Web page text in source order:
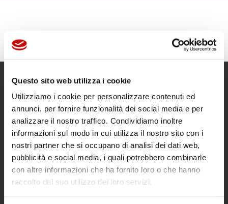
Questo sito web utilizza i cookie
Utilizziamo i cookie per personalizzare contenuti ed
annunci, per fornire funzionalità dei social media e per
analizzare il nostro traffico. Condividiamo inoltre
informazioni sul modo in cui utilizza il nostro sito con i
nostri partner che si occupano di analisi dei dati web,
pubblicità e social media, i quali potrebbero combinarle
con altre informazioni che ha fornito loro o che hanno
raccolto dal suo utilizzo dei loro servizi.